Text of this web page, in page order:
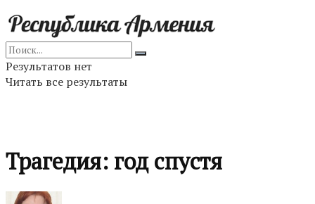
Результатов нет
Читать все результаты
Трагедия: год спустя